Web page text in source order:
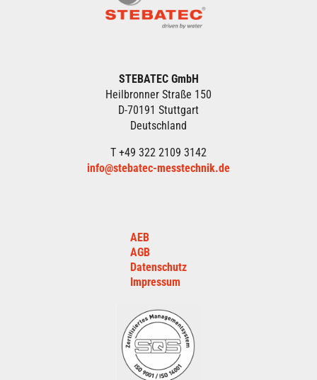
STEBATEC GmbH
Heilbronner Straße 150
D-70191 Stuttgart
Deutschland
T +49 322 2109 3142
info@stebatec-messtechnik.de
AEB
AGB
Datenschutz
Impressum